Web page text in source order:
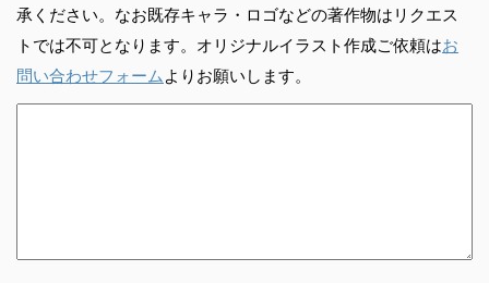
承ください。なお既存キャラ・ロゴなどの著作物はリクエス
トでは不可となります。オリジナルイラスト作成ご依頼はお
問い合わせフォーム よりお願いします。